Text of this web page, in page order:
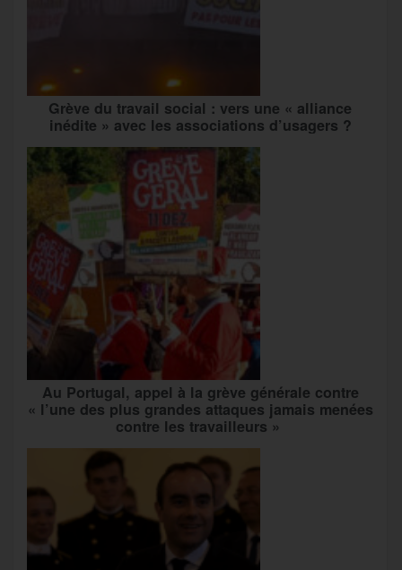
Grève du travail social : vers une « alliance
inédite » avec les associations d’usagers ?
Au Portugal, appel à la grève générale contre
« l’une des plus grandes attaques jamais menées
contre les travailleurs »